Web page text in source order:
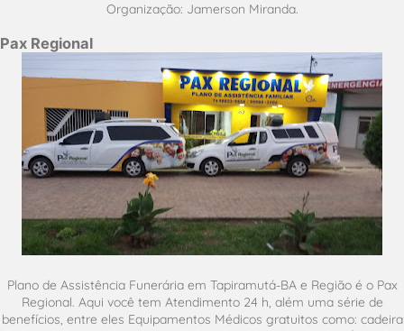
Organização: Jamerson Miranda.
Pax Regional
Plano de Assistência Funerária em Tapiramutá-BA e Região é o Pax
Regional. Aqui você tem Atendimento 24 h, além uma série de
benefícios, entre eles Equipamentos Médicos gratuitos como: cadeira